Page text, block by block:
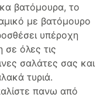
βατόμουρα, το
με βατόμουρο
υπέροχη
σε όλες τις
σαλάτες σας και
τυριά.
πανω από